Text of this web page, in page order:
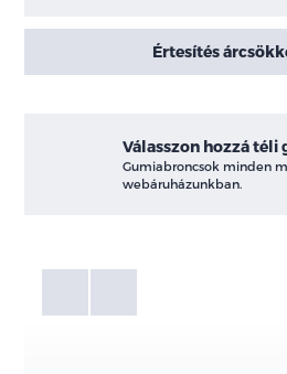
Értesítés
Válasszon hozzá téli
Gumiabroncsok minden
webáruházunkban.
Galéria